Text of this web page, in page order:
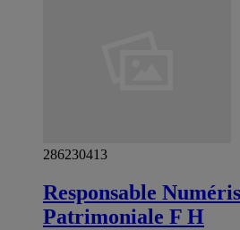
286230413
Responsable
Patrimoniale F H